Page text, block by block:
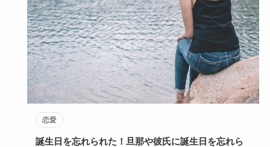
恋愛
誕生日を忘れられた！旦那や彼氏に誕生日を忘れら